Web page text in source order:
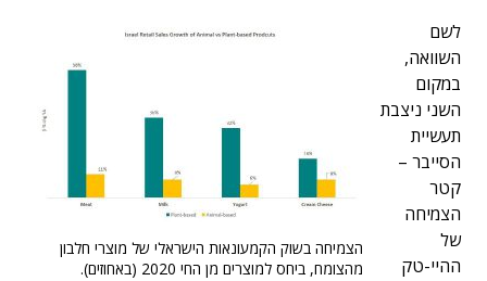
הצמיחה בשוק הקמעונאות הישראלי של מוצרי חלבון
מהצומח, ביחס למוצרים מן החי 2020 (באחוזים).
לשם
השוואה,
במקום
השני ניצבת
תעשיית
הסייבר –
קטר
הצמיחה
של
ההיי-טק